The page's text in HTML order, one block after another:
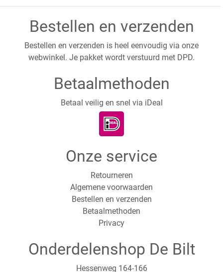
Bestellen en verzenden
Bestellen en verzenden is heel eenvoudig via onze
webwinkel. Je pakket wordt verstuurd met DPD.
Betaalmethoden
Betaal veilig en snel via iDeal
Onze service
Retourneren
Algemene voorwaarden
Bestellen en verzenden
Betaalmethoden
Privacy
Onderdelenshop De Bilt
Hessenweg 164-166